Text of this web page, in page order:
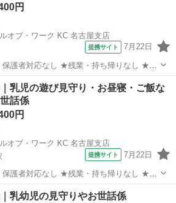
円
オブ・ワーク KC 名古屋支店
提携サイト 7月22日
護者対応なし ★残業・持ち帰りなし ★指
ート ・お散歩の付き添い ・お昼寝チェッ
保育士
乳児の遊び見守り・お昼寝・ご飯な
話係
円
オブ・ワーク KC 名古屋支店
提携サイト 7月22日
護者対応なし ★残業・持ち帰りなし ★指
ート ・お散歩の付き添い ・お昼寝チェッ
駅 保育士
乳幼児の見守りやお世話係